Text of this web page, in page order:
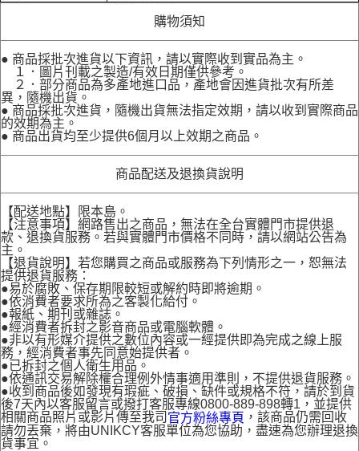
購物須知
● 商品採批次進貨以下資訊，請以實際收到實品為主。
１．圖片刊載之製造/有效日期僅供參考。
２．部分商品為多產地進口品，產地會因進貨批次有所差
異，隨機出貨。
● 商品採批次進貨，隨機出貨無法指定效期，請以收到實際商品
的效期為主。
● 商品出貨均至少提供6個月以上效期之商品。
商品配送及退換貨說明
【配送地點】限本島。
【注意事項】網路售出之商品，無法在全台實體門市提供退
款、退換貨服務。若與實體門市價格不同時，請以網站公告為
主。
【退貨說明】若您購買之商品或服務為下列情形之一，恕無法
提供退貨服務：
●易於腐敗、保存期限較短或解約時即將逾期。
●依消費者要求所為之客製化給付。
●報紙、期刊或雜誌。
●經消費者拆封之影音商品或電腦軟體。
●非以有形媒介提供之數位內容或一經提供即為完成之線上服
務，經消費者事先同意始提供者。
●已拆封之個人衛生用品。
●依通訊交易解除權合理例外情事適用準則，不提供退貨服務。
●收到商品後如發現有瑕疵、破損、缺件或規格不符，請於到貨
後7天內以客服留言或撥打客服專線0800-889-898轉1，並提供
相關商品照片或影片傳至我司 官方粉絲專頁 ，該商品仍需回收
請勿丟棄，將由UNIKCY客服單位為您協助，盡速為您辦理退換
貨事宜。